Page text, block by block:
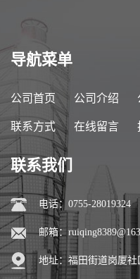
导航菜单
公司首页 公司介绍
联系方式 在线留言
联系我们
电话：0755-28019324
邮箱：
地址：福田街道岗厦社